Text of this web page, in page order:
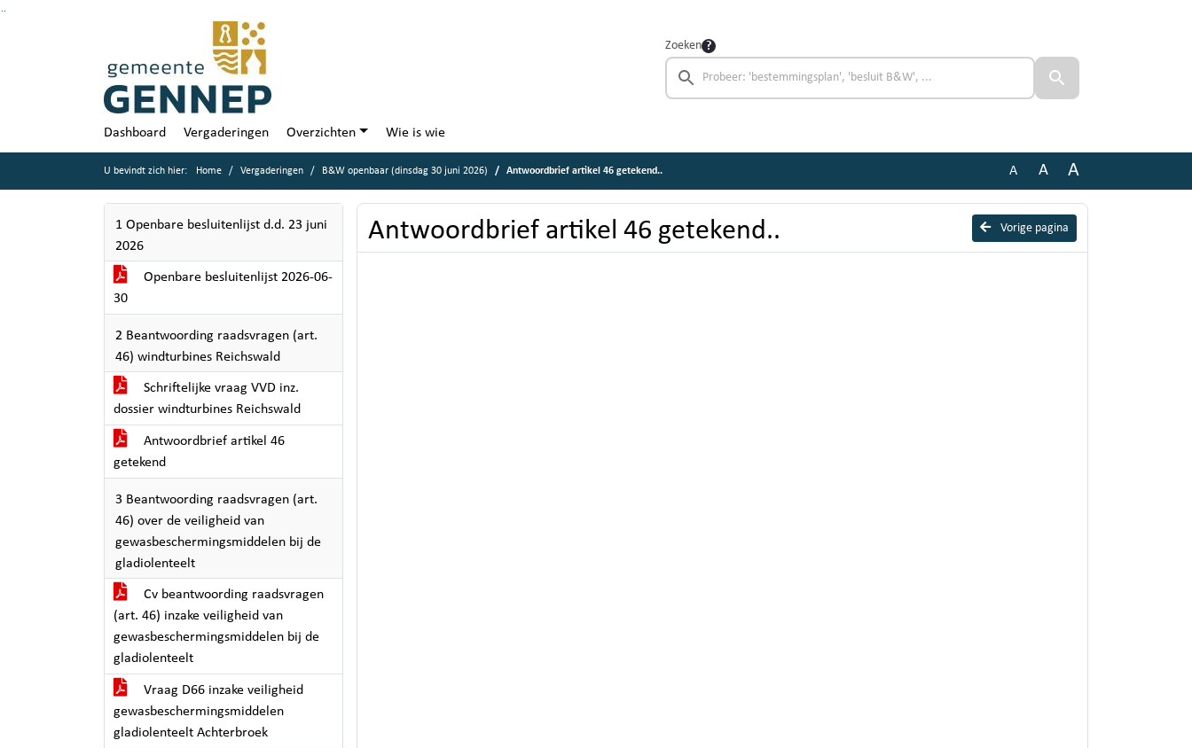
Zoeken
Dashboard Vergaderingen Overzichten Wie is wie
U bevindt zich hier: Home Vergaderingen B&W openbaar (dinsdag 30 juni 2026) Antwoordbrief artikel 46 getekend.. A A A
1 Openbare besluitenlijst d.d. 23 juni
2026
Openbare besluitenlijst 2026-06-
30
2 Beantwoording raadsvragen (art.
46) windturbines Reichswald
Schriftelijke vraag VVD inz.
dossier windturbines Reichswald
Antwoordbrief artikel 46
getekend
3 Beantwoording raadsvragen (art.
46) over de veiligheid van
gewasbeschermingsmiddelen bij de
gladiolenteelt
Cv beantwoording raadsvragen
(art. 46) inzake veiligheid van
gewasbeschermingsmiddelen bij de
gladiolenteelt
Vraag D66 inzake veiligheid
gewasbeschermingsmiddelen
gladiolenteelt Achterbroek
Vorige pagina
Antwoordbrief artikel 46 getekend..